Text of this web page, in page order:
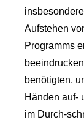
Aufstehen
Programms
benötigten,
Händen auf-
im Durch-